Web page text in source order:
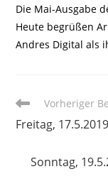
Die Mai-Ausgabe
Heute begrüßen
Andres Digital als
Weitere
ansehen
Vorheriger
Freitag,
Sonntag,